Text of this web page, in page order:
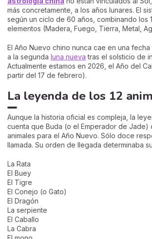
más concretamente, a los años lunares. El
según un ciclo de 60 años, combinando los
elementos (Madera, Fuego, Tierra, Metal,
El Año Nuevo chino nunca cae en una
a la segunda luna nueva tras el solsticio de
Actualmente estamos en 2026, el Año del
partir del 17 de febrero).
La leyenda de los 12
Aunque la historia oficial es compleja, la
cuenta que Buda (o el Emperador de Jade)
animales para el Año Nuevo. Sólo doce
llamada. Su orden de llegada determinaba
La Rata
El Buey
El Tigre
El Conejo (o Gato)
El Dragón
La serpiente
El Caballo
La Cabra